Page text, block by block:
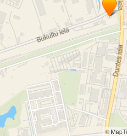
Шины квадроциклов
монтаж мотоциклетных шин
Малоподержанные шины
Заправка кондиционера
заправка автомобильных
интернет-магазин Шин
©